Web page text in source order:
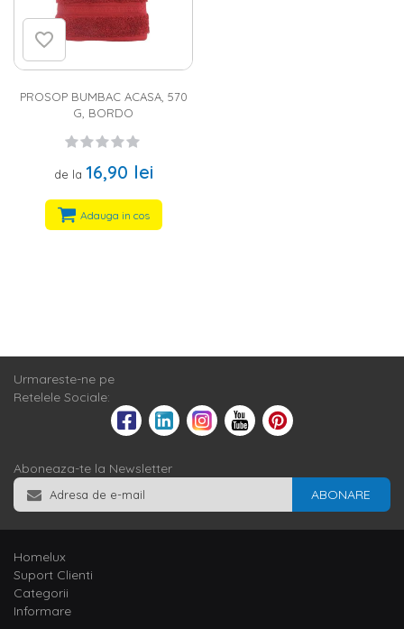
PROSOP BUMBAC ACASA, 570
G, BORDO
de la 16,90 lei
Adauga in cos
Urmareste-ne pe
Retelele Sociale:
Aboneaza-te la Newsletter
ABONARE
Homelux
Suport Clienti
Categorii
Informare